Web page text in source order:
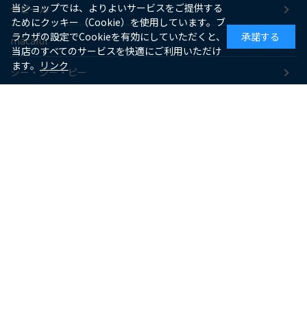
ゼピール
macaful
シー・シー・ピー
当ショップでは、よりよいサービスをご提供する
ためにクッキー（Cookie）を使用しています。ブ
ラウザの設定でCookieを有効にしていただくと、
当店のすべてのサービスを快適にご利用いただけ
ます。 リンク
承諾する